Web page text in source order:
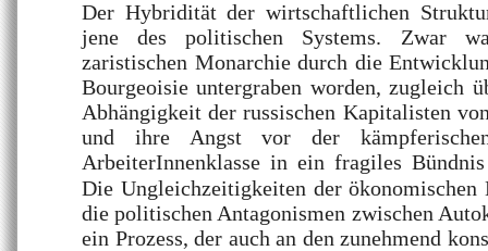
Der Hybridität der wirtschaftlichen
jene des politischen Systems. Zwar
zaristischen Monarchie durch die
Bourgeoisie untergraben worden, zugleich
Abhängigkeit der russischen Kapitalisten
und ihre Angst vor der
ArbeiterInnenklasse in ein fragiles
Die Ungleichzeitigkeiten der ökonomischen
die politischen Antagonismen zwischen
ein Prozess, der auch an den zunehmend